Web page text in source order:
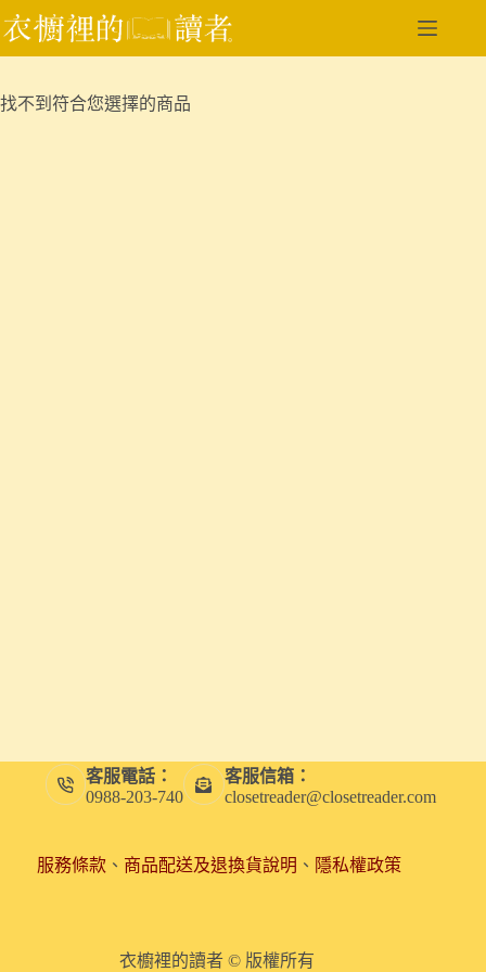
跳
至
要
內
找不到符合您選擇的商品
客服電話：
0988-203-740
客服信箱：
closetreader@closetreader.com
服務條款、 商品配送及退換貨說明 、 隱私權政策
衣櫥裡的讀者 © 版權所有